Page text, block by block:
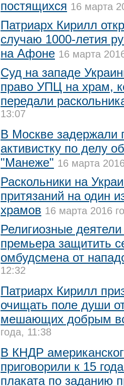
постящихся 16 марта
Патриарх Кирилл
случаю 1000-летия
на Афоне 16 марта
Суд на западе
право УПЦ на храм,
передали
13:07
В Москве задержали
активистку по делу
"Манеже" 16 марта
Раскольники на
притязаний на один
храмов 16 марта 2016
Религиозные
премьера защитить
омбудсмена от
12:32
Патриарх Кирилл
очищать поле души
мешающих добрым
года, 11:38
В КНДР
приговорили к 15
плаката по заданию